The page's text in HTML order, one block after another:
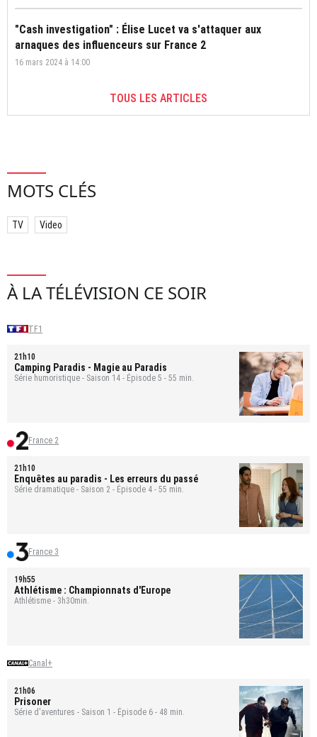
"Cash investigation" : Élise Lucet va s'attaquer aux
arnaques des influenceurs sur France 2
16 mars 2024 à 14:00
TOUS LES ARTICLES
MOTS CLÉS
TV Video
À LA TÉLÉVISION CE SOIR
TF1
21h10
Camping Paradis - Magie au Paradis
Série humoristique - Saison 14 - Épisode 5 - 55 min.
France 2
21h10
Enquêtes au paradis - Les erreurs du passé
Série dramatique - Saison 2 - Épisode 4 - 55 min.
France 3
19h55
Athlétisme : Championnats d'Europe
Athlétisme - 3h30min.
Canal+
21h06
Prisoner
Série d'aventures - Saison 1 - Épisode 6 - 48 min.